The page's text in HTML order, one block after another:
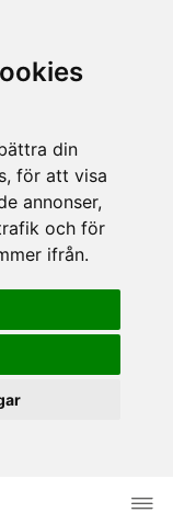
din
för att visa
annonser,
och för
ifrån.